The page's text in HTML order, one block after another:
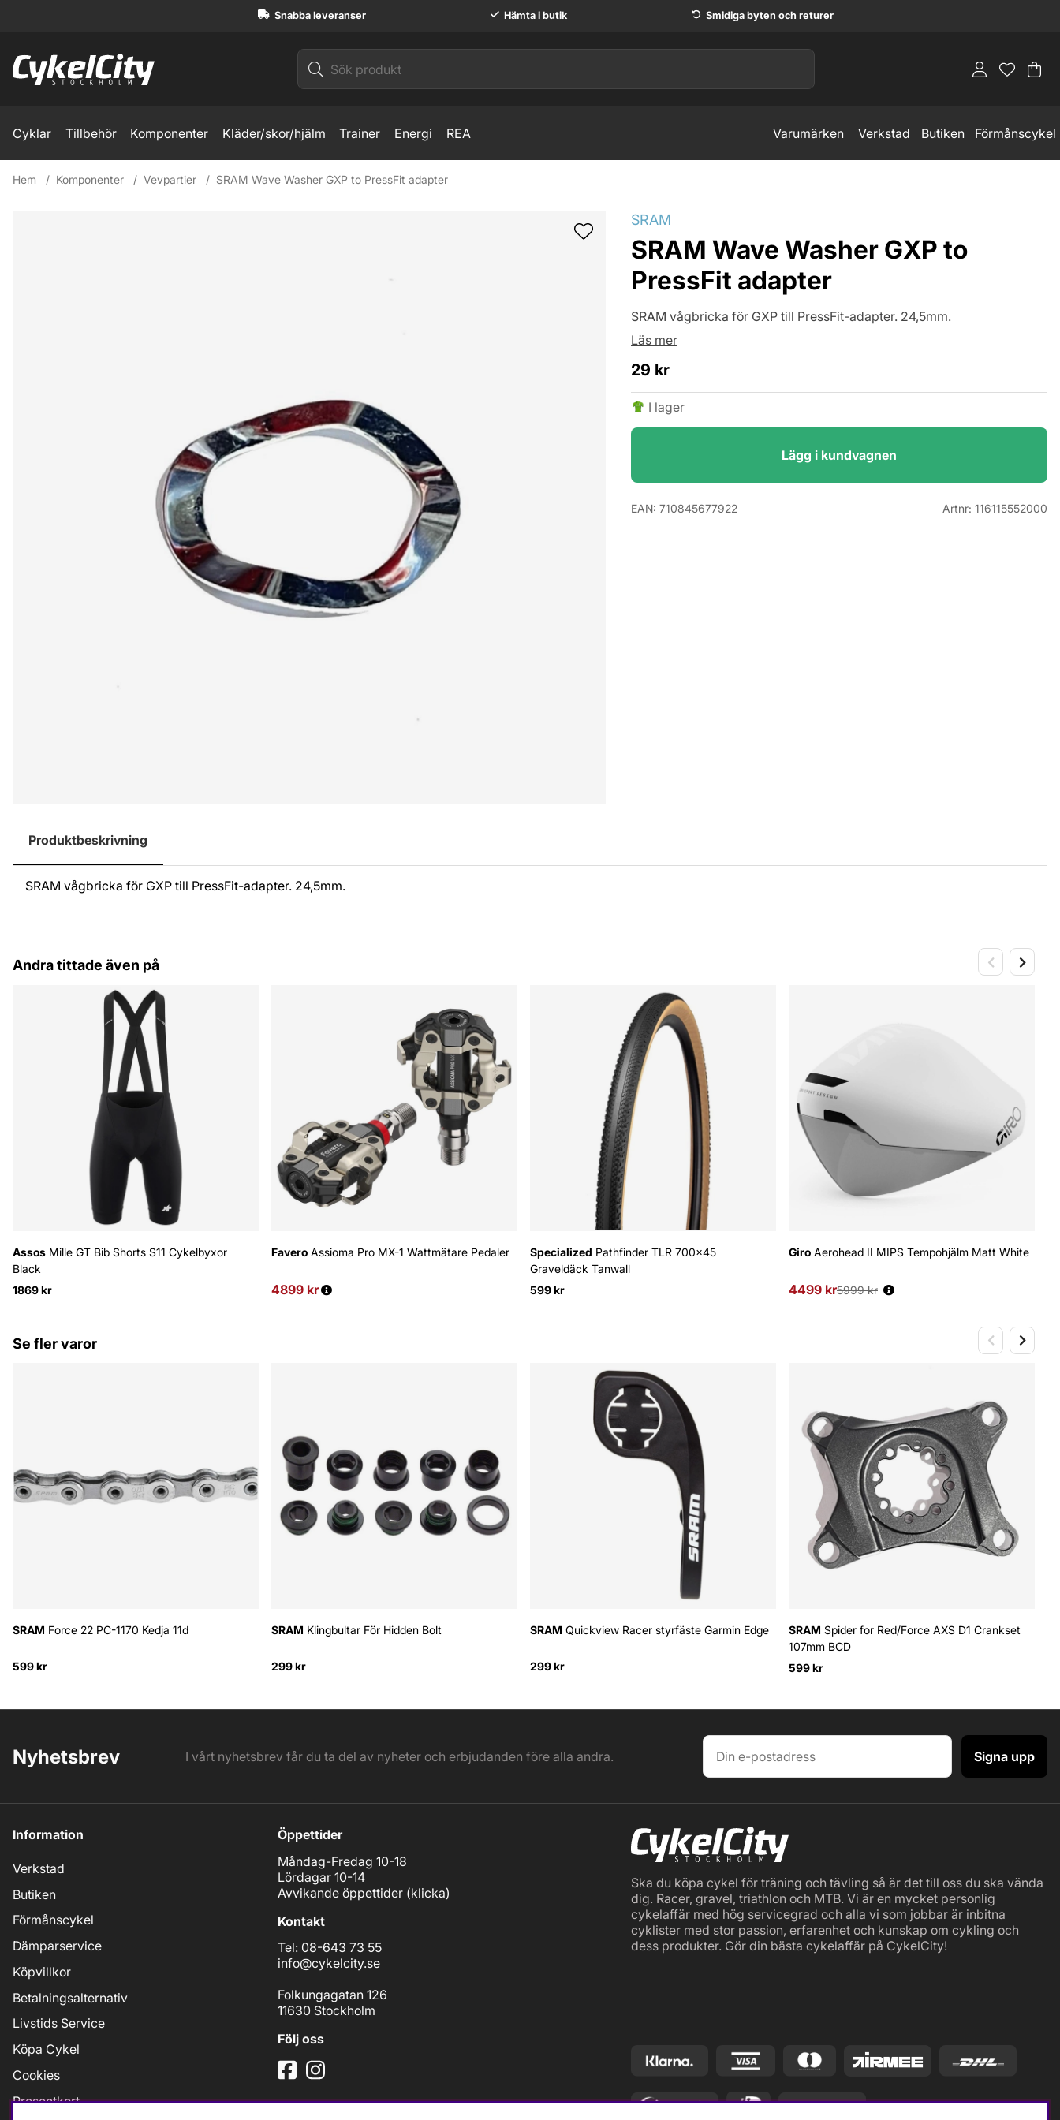
Snabba leveranser Hämta i butik Smidiga byten och returer
.
Cyklar Tillbehör Komponenter Kläder/skor/hjälm Trainer Energi REA Varumärken Verkstad Butiken Förmånscykel
Hem Komponenter Vevpartier SRAM Wave Washer GXP to PressFit adapter
SRAM
SRAM Wave Washer GXP to
PressFit adapter
SRAM vågbricka för GXP till PressFit-adapter. 24,5mm.
Läs mer
29 kr
I lager
Lägg i kundvagnen
EAN: 710845677922 Artnr: 116115552000
Produktbeskrivning
SRAM vågbricka för GXP till PressFit-adapter. 24,5mm.
Andra tittade även på
Assos Mille GT Bib Shorts S11 Cykelbyxor
Black
1869 kr
Favero Assioma Pro MX-1 Wattmätare Pedaler
4899 kr
Ordinarie pris:
Specialized Pathfinder TLR 700x45
Graveldäck Tanwall
599 kr
Giro Aerohead II MIPS Tempohjälm Matt White
4499 kr
Ordinarie pris:
5999 kr
Se fler varor
SRAM Force 22 PC-1170 Kedja 11d
599 kr
SRAM Klingbultar För Hidden Bolt
299 kr
SRAM Quickview Racer styrfäste Garmin Edge
299 kr
SRAM Spider for Red/Force AXS D1 Crankset
107mm BCD
599 kr
Nyhetsbrev I vårt nyhetsbrev får du ta del av nyheter och erbjudanden före alla andra. Signa upp
Information
Verkstad
Butiken
Förmånscykel
Dämparservice
Köpvillkor
Betalningsalternativ
Livstids Service
Köpa Cykel
Cookies
Presentkort
Öppettider
Måndag-Fredag 10-18
Lördagar 10-14
Avvikande öppettider (klicka)
Kontakt
Tel: 08-643 73 55
info@cykelcity.se
Folkungagatan 126
11630 Stockholm
Följ oss
Ska du köpa cykel för träning och tävling så är det till oss du ska vända
dig. Racer, gravel, triathlon och MTB. Vi är en mycket personlig
cykelaffär med hög servicegrad och alla vi som jobbar är inbitna
cyklister med stor passion, erfarenhet och kunskap om cykling och
dess produkter. Gör din bästa cykelaffär på CykelCity!